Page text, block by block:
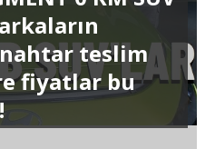
teslim
fiyatlar bu